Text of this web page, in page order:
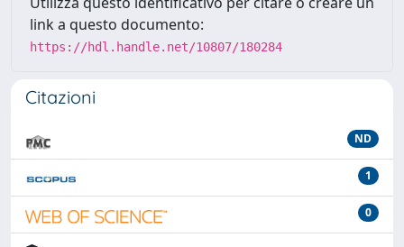
link a questo documento:
https://hdl.handle.net/10807/180284
Citazioni
ND
1
0